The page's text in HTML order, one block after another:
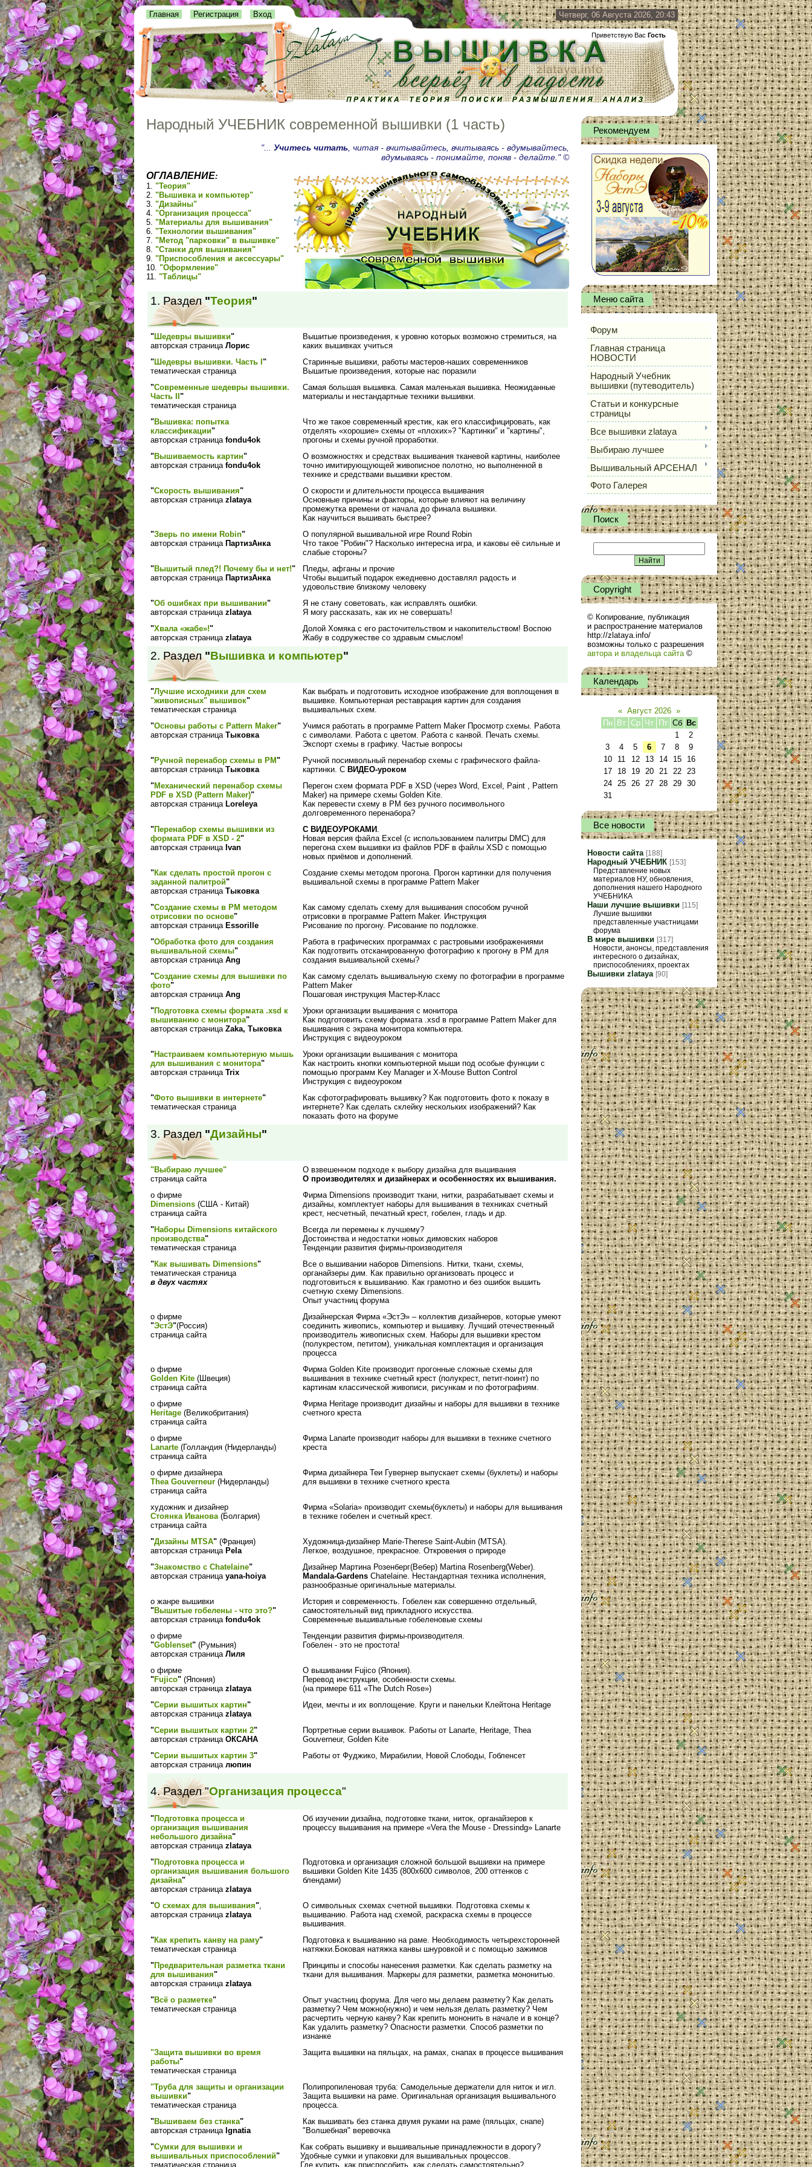
Четверг, 06 Августа 2026, 20:43
Приветствую Вас Гость
Главная Регистрация Вход
Народный УЧЕБНИК современной вышивки (1 часть)
"... Учитесь читать , читая - вчитывайтесь, вчитываясь - вдумывайтесь,
вдумываясь - понимайте, поняв - делайте." ©
ОГЛАВЛЕНИЕ:
1. "Теория"
2. "Вышивка и компьютер"
3. "Дизайны"
4. "Организация процесса"
5. "Материалы для вышивания"
6. "Технологии вышивания"
7. "Метод "парковки" в вышивке"
8. "Станки для вышивания"
9. "Приспособления и аксессуары"
10. "Оформление"
11. "Таблицы"
1. Раздел"Теория"
"Шедевры вышивки"
авторская страница Лорис
Вышитые произведения, к уровню которых возможно стремиться, на
каких вышивках учиться
"Шедевры вышивки. Часть I "
тематическая страница
Старинные вышивки, работы мастеров-наших современников
Вышитые произведения, которые нас поразили
"Современные шедевры вышивки.
Часть II "
тематическая страница
Самая большая вышивка. Самая маленькая вышивка. Неожиданные
материалы и нестандартные техники вышивки.
"Вышивка: попытка
классификации"
авторская страница fondu4ok
Что же такое современный крестик, как его классифицировать, как
отделять «хорошие» схемы от «плохих»? "Картинки" и "картины",
прогоны и схемы ручной проработки.
"Вышиваемость картин"
авторская страница fondu4ok
О возможностях и средствах вышивания тканевой картины, наиболее
точно имитирующующей живописное полотно, но выполненной в
технике и средствами вышивки крестом.
"Cкорость вышивания"
авторская страница zlataya
О скорости и длительности процесса вышивания
Основные причины и факторы, которые влияют на величину
промежутка времени от начала до финала вышивки.
Как научиться вышивать быстрее?
"Зверь по имени Robin"
авторская страница ПартизАнка
О популярной вышивальной игре Round Robin
Что такое "Робин"? Насколько интересна игра, и каковы её сильные и
слабые стороны?
"Вышитый плед?! Почему бы и нет!"
авторская страница ПартизАнка
Пледы, афганы и прочие
Чтобы вышитый подарок ежедневно доставлял радость и
удовольствие близкому человеку
"Об ошибках при вышивании"
авторская страница zlataya
Я не стану советовать, как исправлять ошибки.
Я могу рассказать, как их не совершать!
"Хвала «жабе»!"
авторская страница zlataya
Долой Хомяка с его расточительством и накопительством! Воспою
Жабу в содружестве со здравым смыслом!
2. Раздел"Вышивка и компьютер"
"Лучшие исходники для схем
"живописных" вышивок"
тематическая страница
Как выбрать и подготовить исходное изображение для воплощения в
вышивке. Компьютерная реставрация картин для создания
вышивальных схем.
"Основы работы с Pattern Maker"
авторская страница Тыковка
Учимся работать в программе Pattern Maker Просмотр схемы. Работа
с символами. Работа с цветом. Работа с канвой. Печать схемы.
Экспорт схемы в графику. Частые вопросы
"Ручной перенабор схемы в РМ"
авторская страница Тыковка
Ручной посимвольный перенабор схемы с графического файла-
картинки. С ВИДЕО-уроком
"Механический перенабор схемы
PDF в XSD (Pattern Maker)"
авторская страница Loreleya
Перегон схем формата PDF в XSD (через Word, Exсel, Paint , Pattern
Maker) на примере схемы Golden Kite.
Как перевести схему в РМ без ручного посимвольного
долговременного перенабора?
"Перенабор схемы вышивки из
формата PDF в XSD - 2"
авторская страница Ivan
С ВИДЕОУРОКАМИ .
Новая версия файла Excel (с использованием палитры DMC) для
перегона схем вышивки из файлов PDF в файлы XSD с помощью
новых приёмов и дополнений.
"Как сделать простой прогон с
заданной палитрой"
авторская страница Тыковка
Создание схемы методом прогона. Прогон картинки для получения
вышивальной схемы в программе Pattern Maker
"Создание схемы в РМ методом
отрисовки по основе"
авторская страница Essorille
Как самому сделать схему для вышивания способом ручной
отрисовки в программе Pattern Maker. Инструкция
Рисование по прогону. Рисование по подложке.
"Обработка фото для создания
вышивальной схемы"
авторская страница Ang
Работа в графических программах с растровыми изображениями
Как подготвить отсканированную фотографию к прогону в РМ для
создания вышивальной схемы?
"Создание схемы для вышивки по
фото"
авторская страница Ang
Как самому сделать вышивальную схему по фотографии в программе
Pattern Maker
Пошаговая инструкция Мастер-Класс
"Подготовка схемы формата .xsd к
вышиванию с монитора"
авторская страница Zaka, Тыковка
Уроки организации вышивания с монитора
Как подготовить схему формата .xsd в программе Pattern Maker для
вышивания с экрана монитора компьютера.
Инструкция с видеоуроком
"Настраиваем компьютерную мышь
для вышивания с монитора"
авторская страница Trix
Уроки организации вышивания с монитора
Как настроить кнопки компьютерной мыши под особые функции с
помощью программ Key Manager и X-Mouse Button Control
Инструкция с видеоуроком
"Фото вышивки в интернете"
тематическая страница
Как сфотографировать вышивку? Как подготовить фото к показу в
интернете? Как сделать склейку нескольких изображений? Как
показать фото на форуме
3. Раздел"Дизайны"
"Выбираю лучшее"
страница сайта
О взвешенном подходе к выбору дизайна для вышивания
О производителях и дизайнерах и особенностях их вышивания.
о фирме
Dimensions (США - Китай)
страница сайта
Фирма Dimensions производит ткани, нитки, разрабатывает схемы и
дизайны, комплектует наборы для вышивания в техниках счетный
крест, несчетный, печатный крест, гобелен, гладь и др.
"Наборы Dimensions китайского
производства"
тематическая страница
Всегда ли перемены к лучшему?
Достоинства и недостатки новых димовских наборов
Тенденции развития фирмы-производителя
"Как вышивать Dimensions"
тематическая страница
в двух частях
Все о вышивании наборов Dimensions. Нитки, ткани, схемы,
органайзеры дим. Как правильно организовать процесс и
подготовиться к вышиванию. Как грамотно и без ошибок вышить
счетную схему Dimensions.
Опыт участниц форума
о фирме
"ЭстЭ"(Россия)
страница сайта
Дизайнерская Фирма «ЭстЭ» – коллектив дизайнеров, которые умеют
соединить живопись, компьютер и вышивку. Лучший отечественный
производитель живописных схем. Наборы для вышивки крестом
(полукрестом, петитом), уникальная комплектация и организация
процесса
о фирме
Golden Kite (Швеция)
страница сайта
Фирма Golden Kite производит прогонные сложные схемы для
вышивания в технике счетный крест (полукрест, петит-поинт) по
картинам классической живописи, рисункам и по фотографиям.
о фирме
Heritage (Великобритания)
страница сайта
Фирма Heritage производит дизайны и наборы для вышивки в технике
счетного креста
о фирме
Lanarte (Голландия (Нидерланды)
страница сайта
Фирма Lanarte производит наборы для вышивки в технике счетного
креста
о фирме дизайнера
Thea Gouverneur (Нидерланды)
страница сайта
Фирма дизайнера Теи Гувернер выпускает схемы (буклеты) и наборы
для вышивки в технике счетного креста
художник и дизайнер
Стоянка Иванова(Болгария)
страница сайта
Фирма «Solaria» производит схемы(буклеты) и наборы для вышивания
в технике гобелен и счетный крест.
"Дизайны MTSA" (Франция)
авторская страница Pela
Художница-дизайнер Marie-Therese Saint-Aubin (MTSA).
Легкое, воздушное, прекрасное. Откровения о природе
"Знакомство с Chatelaine"
авторская страница yana-hoiya
Дизайнер Мартина Розенберг(Вебер) Martina Rosenberg(Weber).
Mandala-Gardens Chatelaine. Нестандартная техника исполнения,
разнообразные оригинальные материалы.
о жанре вышивки
"Вышитые гобелены - что это?"
авторская страница fondu4ok
История и современность. Гобелен как совершенно отдельный,
самостоятельный вид прикладного искусства.
Современные вышивальные гобеленовые схемы
о фирме
"Goblenset" (Румыния)
авторская страница Лиля
Тенденции развития фирмы-производителя.
Гобелен - это не простота!
о фирме
"Fujico" (Япония)
авторская страница zlataya
О вышивании Fujico (Япония).
Перевод инструкции, особенности схемы.
(на примере 611 «The Dutch Rose»)
"Серии вышитых картин"
авторская страница zlataya
Идеи, мечты и их воплощение. Круги и панельки Клейтона Heritage
"Серии вышитых картин 2"
авторская страница ОКСАНА
Портретные серии вышивок. Работы от Lanarte, Heritage, Thea
Gouverneur, Golden Kite
"Серии вышитых картин 3"
авторская страница люпин
Работы от Фуджико, Мирабилии, Новой Слободы, Гобленсет
4. Раздел "Организация процесса"
"Подготовка процесса и
организация вышивания
небольшого дизайна"
авторская страница zlataya
Об изучении дизайна, подготовке ткани, ниток, органайзеров к
процессу вышивания на примере «Vera the Mouse - Dressindg» Lanarte
"Подготовка процесса и
организация вышивания большого
дизайна"
авторская страница zlataya
Подготовка и организация сложной большой вышивки на примере
вышивки Golden Kite 1435 (800х600 символов, 200 оттенков с
блендами)
"О схемах для вышивания",
авторская страница zlataya
О символьных схемах счетной вышивки. Подготовка схемы к
вышиванию. Работа над схемой, раскраска схемы в процессе
вышивания.
"Как крепить канву на раму"
тематическая страница
Подготовка к вышиванию на раме. Необходимость четырехсторонней
натяжки.Боковая натяжка канвы шнуровкой и с помощью зажимов
"Предварительная разметка ткани
для вышивания"
авторская страница zlataya
Принципы и способы нанесения разметки. Как сделать разметку на
ткани для вышивания. Маркеры для разметки, разметка мононитью.
"Всё о разметке"
тематическая страница
Опыт участниц форума. Для чего мы делаем разметку? Как делать
разметку? Чем можно(нужно) и чем нельзя делать разметку? Чем
расчертить черную канву? Как крепить мононить в начале и в конце?
Как удалить разметку? Опасности разметки. Способ разметки по
изнанке
"Защита вышивки во время
работы"
тематическая страница
Защита вышивки на пяльцах, на рамах, снапах в процессе вышивания
"Труба для защиты и организации
вышивки"
тематическая страница
Полипропиленовая труба: Самодельные держатели для ниток и игл.
Защита вышивки на раме. Оригинальная организация вышивального
процесса.
"Вышиваем без станка"
авторская страница Ignatia
Как вышивать без станка двумя руками на раме (пяльцах, снапе)
"Волшебная" веревочка
"Сумки для вышивки и
вышивальных приспособлений"
тематическая страница
Как собрать вышивку и вышивальные принадлежности в дорогу?
Удобные сумки и упаковки для вышивальных процессов.
Где купить, как приспособить, как сделать самостоятельно?
Рекомендуем
Меню сайта
Форум
Главная страница
НОВОСТИ
Народный Учебник
вышивки (путеводитель)
Статьи и конкурсные
страницы
Все вышивки zlataya
Выбираю лучшее
Вышивальный АРСЕНАЛ
Фото Галерея
Поиск
Сopyright
© Копирование, публикация
и распространение материалов
http://zlataya.info/
возможны только с разрешения
автора и владельца сайта©
Календарь
« Август 2026 »
Пн
Вт Ср Чт Пт Сб
Вс
1
2
3
4 5 6 7 8
9
10
11 12 13 14 15
16
17
18 19 20 21 22
23
24
25 26 27 28 29
30
31
Все новости
Новости сайта [188]
Народный УЧЕБНИК [153]
Представление новых
материалов НУ, обновления,
дополнения нашего Народного
УЧЕБНИКА
Наши лучшие вышивки [115]
Лучшие вышивки
представленные участницами
форума
В мире вышивки [317]
Новости, анонсы, представления
интересного о дизайнах,
приспособлениях, проектах
Вышивки zlataya [90]